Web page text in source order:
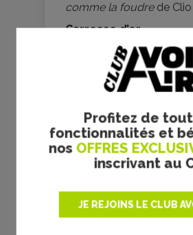
Profitez de
fonctionnalités et
nos OFFRES
inscrivant au
JE REJOINS LE CLUB
comme la foudrede Clio
Carrosse d’or
Claire Simon
Prix Alpine
Alice Winocour
Semaine de la
Grand Prix AMI Paris
La Gradivade Marine
de la Révélation
Aina Clotet dansViva